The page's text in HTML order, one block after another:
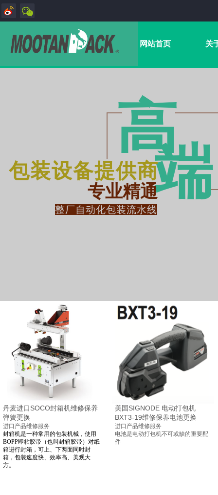
网站首页 关
包装设备提供商
高
专业精通端​
整厂自动化包装流水线
丹麦进口SOCO封箱机维修保养
弹簧更换
进口产品维修服务
封箱机是一种常用的包装机械，使用
BOPP即粘胶带（也叫封箱胶带）对纸
箱进行封箱，可上、下两面同时封
箱，包装速度快、效率高、美观大
方。
美国SIGNODE 电动打包机
BXT3-19维修保养电池更换
进口产品维修服务
电池是电动打包机不可或缺的重要配
件